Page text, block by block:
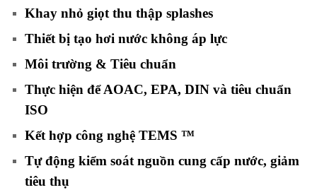
Khay nhỏ giọt thu thập splashes
Thiết bị tạo hơi nước không áp lực
Môi trường & Tiêu chuẩn
Thực hiện để AOAC, EPA, DIN và tiêu chuẩn
ISO
Kết hợp công nghệ TEMS ™
Tự động kiểm soát nguồn cung cấp nước, giảm
tiêu thụ